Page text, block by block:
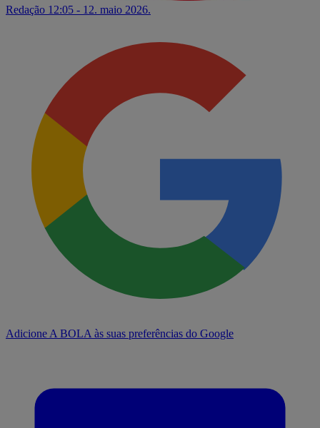
Redação 12:05 - 12. maio 2026.
Adicione A BOLA às suas preferências do Google